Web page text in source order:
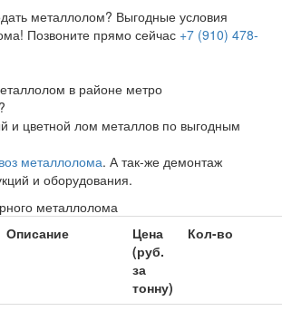
металлолом? Выгодные условия
Позвоните прямо сейчас +7 (910) 478-
в районе метро
и цветной лом металлов по выгодным
металлолома. А так-же демонтаж
и оборудования.
металлолома
Описание
Цена
(руб.
за
тонну)
Кол-во